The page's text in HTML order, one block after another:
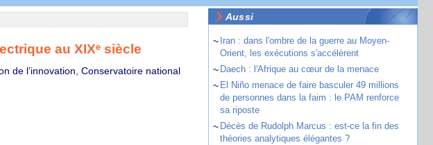
au XIXᵉ siècle
de l’innovation, Conservatoire national
Aussi
~ Iran : dans l'ombre de la guerre au Moyen-
Orient, les exécutions s'accélèrent
~ Daech : l'Afrique au cœur de la menace
~ El Niño menace de faire basculer 49 millions
de personnes dans la faim : le PAM renforce
sa riposte
~ Décès de Rudolph Marcus : est-ce la fin des
théories analytiques élégantes ?